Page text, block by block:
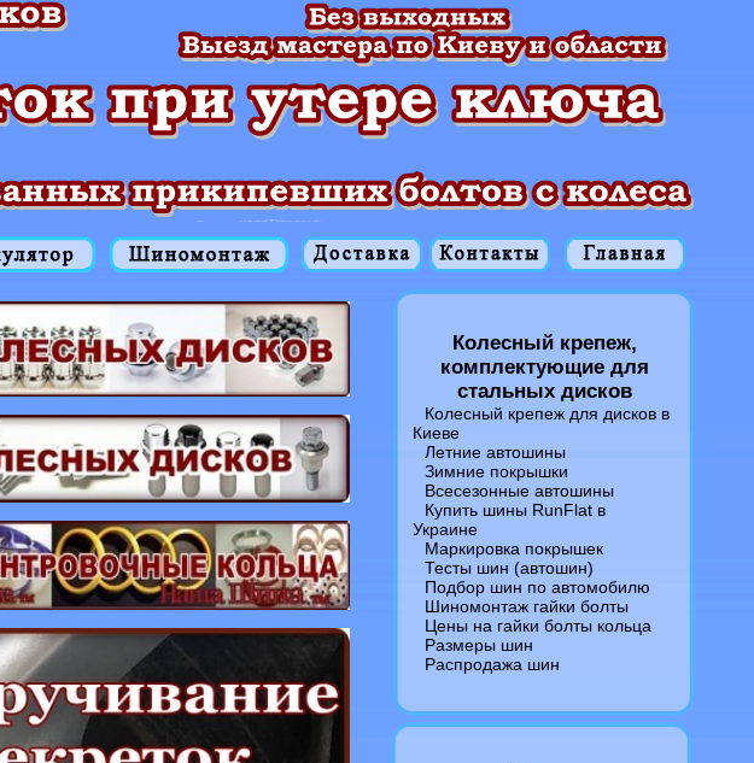
Колесный крепеж,
комплектующие для
стальных дисков
Колесный крепеж для дисков в
Киеве
Летние автошины
Зимние покрышки
Всесезонные автошины
Купить шины RunFlat в
Украине
Маркировка покрышек
Тесты шин (автошин)
Подбор шин по автомобилю
Шиномонтаж гайки болты
Цены на гайки болты кольца
Размеры шин
Распродажа шин